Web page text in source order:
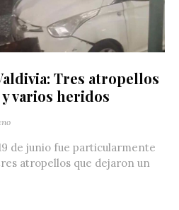
Tres atropellos
varios heridos
de junio fue particularmente
atropellos que dejaron un